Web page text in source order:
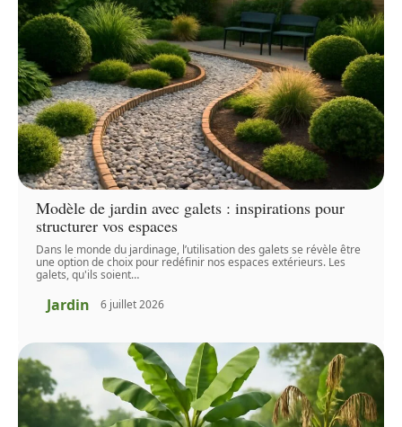
Modèle de jardin avec galets : inspirations pour
structurer vos espaces
Dans le monde du jardinage, l’utilisation des galets se révèle être
une option de choix pour redéfinir nos espaces extérieurs. Les
galets, qu'ils soient…
Jardin 6 juillet 2026